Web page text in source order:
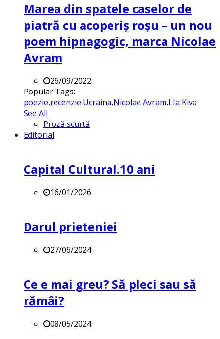
Marea din spatele caselor de
piatră cu acoperiș roșu – un nou
poem hipnagogic, marca Nicolae
Avram
26/09/2022
Popular Tags:
poezie,recenzie,Ucraina,Nicolae Avram,LIa Kiva
See All
Proză scurtă
Editorial
Capital Cultural.10 ani
16/01/2026
Darul prieteniei
27/06/2024
Ce e mai greu? Să pleci sau să
rămâi?
08/05/2024